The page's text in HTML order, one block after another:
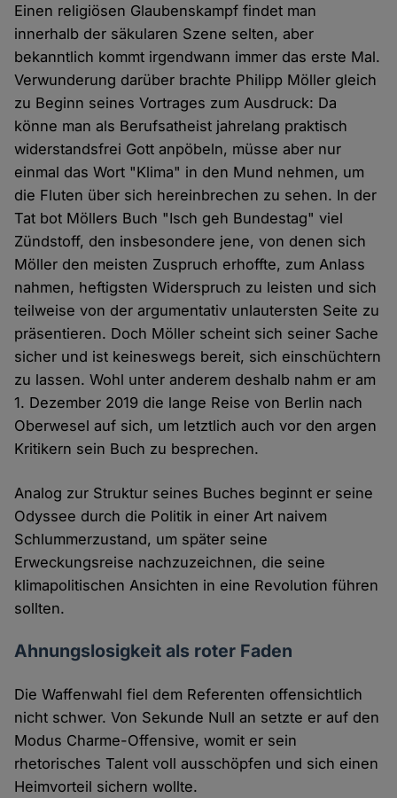
Einen religiösen Glaubenskampf findet man
innerhalb der säkularen Szene selten, aber
bekanntlich kommt irgendwann immer das erste Mal.
Verwunderung darüber brachte Philipp Möller gleich
zu Beginn seines Vortrages zum Ausdruck: Da
könne man als Berufsatheist jahrelang praktisch
widerstandsfrei Gott anpöbeln, müsse aber nur
einmal das Wort "Klima" in den Mund nehmen, um
die Fluten über sich hereinbrechen zu sehen. In der
Tat bot Möllers Buch "Isch geh Bundestag" viel
Zündstoff, den insbesondere jene, von denen sich
Möller den meisten Zuspruch erhoffte, zum Anlass
nahmen, heftigsten Widerspruch zu leisten und sich
teilweise von der argumentativ unlautersten Seite zu
präsentieren. Doch Möller scheint sich seiner Sache
sicher und ist keineswegs bereit, sich einschüchtern
zu lassen. Wohl unter anderem deshalb nahm er am
1. Dezember 2019 die lange Reise von Berlin nach
Oberwesel auf sich, um letztlich auch vor den argen
Kritikern sein Buch zu besprechen.
Analog zur Struktur seines Buches beginnt er seine
Odyssee durch die Politik in einer Art naivem
Schlummerzustand, um später seine
Erweckungsreise nachzuzeichnen, die seine
klimapolitischen Ansichten in eine Revolution führen
sollten.
Ahnungslosigkeit als roter Faden
Die Waffenwahl fiel dem Referenten offensichtlich
nicht schwer. Von Sekunde Null an setzte er auf den
Modus Charme-Offensive, womit er sein
rhetorisches Talent voll ausschöpfen und sich einen
Heimvorteil sichern wollte.